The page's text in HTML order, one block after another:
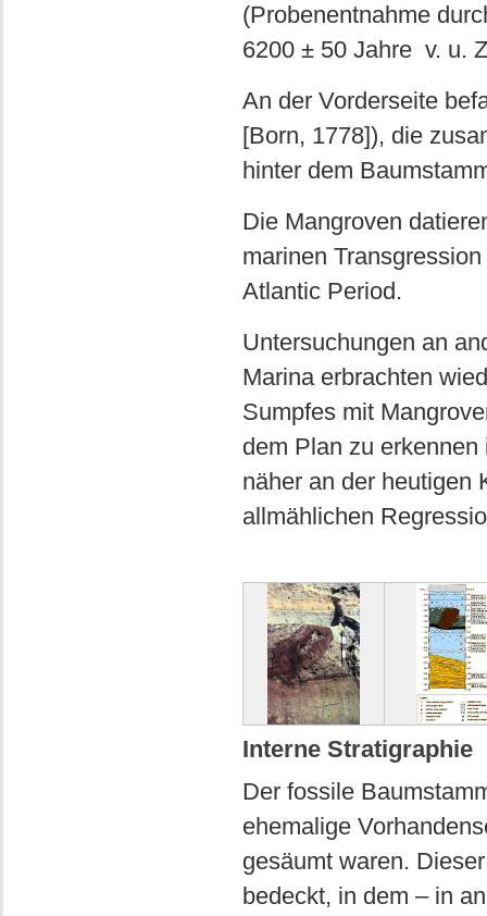
(Probenentnahme
6200 ± 50 Jahre v. u.
An der Vorderseite
[Born, 1778]), die
hinter dem
Die Mangroven
marinen
Atlantic Period.
Untersuchungen an
Marina erbrachten
Sumpfes mit
dem Plan zu
näher an der heutigen
allmählichen
Interne Stratigraphie
Der fossile
ehemalige
gesäumt waren.
bedeckt, in dem – in